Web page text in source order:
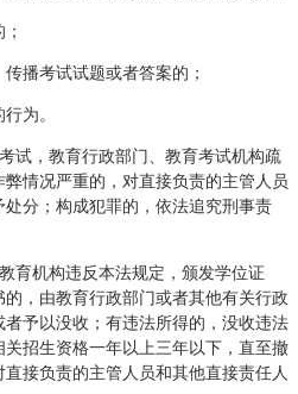
播考试试题或者答案的；
为。
，教育行政部门、教育考试机构疏
情况严重的，对直接负责的主管人员
分；构成犯罪的，依法追究刑事责
机构违反本法规定，颁发学位证
，由教育行政部门或者其他有关行政
予以没收；有违法所得的，没收违法
招生资格一年以上三年以下，直至撤
接负责的主管人员和其他直接责任人